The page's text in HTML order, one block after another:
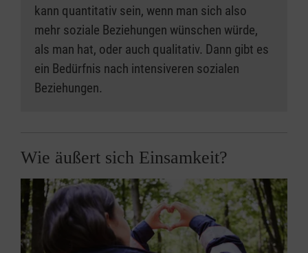
kann quantitativ sein, wenn man sich also
mehr soziale Beziehungen wünschen würde,
als man hat, oder auch qualitativ. Dann gibt es
ein Bedürfnis nach intensiveren sozialen
Beziehungen.
Wie äußert sich Einsamkeit?